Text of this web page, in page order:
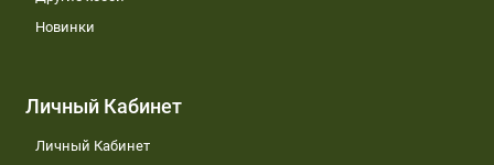
Новинки
Личный Кабинет
Личный Кабинет